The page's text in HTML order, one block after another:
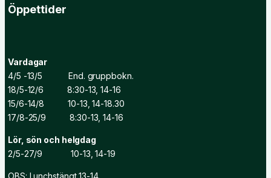
Öppettider
Vardagar
4/5 -13/5 End. gruppbokn.
18/5-12/6 8:30-13, 14-16
15/6-14/8 10-13, 14-18.30
17/8-25/9 8:30-13, 14-16
Lör, sön och helgdag
2/5-27/9 10-13, 14-19
OBS: Lunchstängt 13-14.